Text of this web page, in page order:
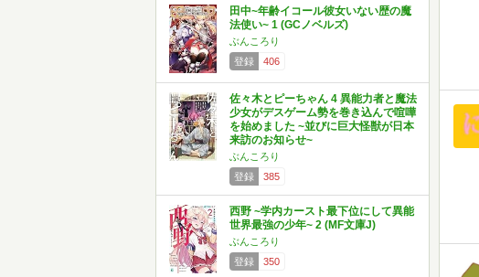
田中~年齢イコール彼女いない歴の魔
法使い~ 1 (GCノベルズ)
ぶんころり
登録
406
佐々木とピーちゃん 4 異能力者と魔法
少女がデスゲーム勢を巻き込んで喧嘩
を始めました ~並びに巨大怪獣が日本
来訪のお知らせ~
ぶんころり
登録
385
西野 ~学内カースト最下位にして異能
世界最強の少年~ 2 (MF文庫J)
ぶんころり
登録
350